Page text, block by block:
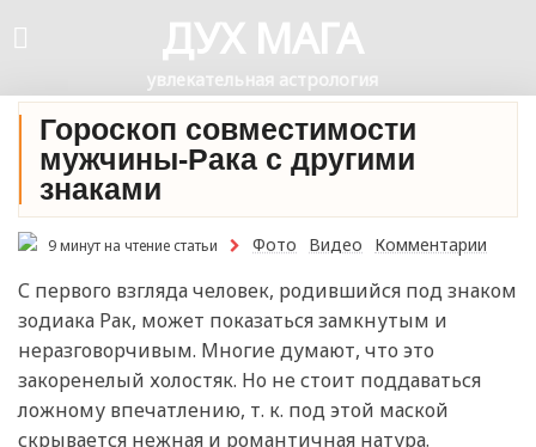
ДУХ МАГА
увлекательная астрология
Гороскоп совместимости
мужчины-Рака с другими
знаками
9 минут на чтение статьи Фото Видео Комментарии
С первого взгляда человек, родившийся под знаком
зодиака Рак, может показаться замкнутым и
неразговорчивым. Многие думают, что это
закоренелый холостяк. Но не стоит поддаваться
ложному впечатлению, т. к. под этой маской
скрывается нежная и романтичная натура.